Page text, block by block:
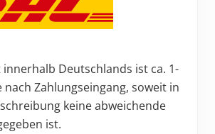
innerhalb Deutschlands ist ca. 1-
nach Zahlungseingang, soweit in
keine abweichende
ist.